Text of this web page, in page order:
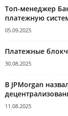
Топ-менеджер
платежную
05.09.2025
Платежные
30.08.2025
В JPMorgan
11.08.2025